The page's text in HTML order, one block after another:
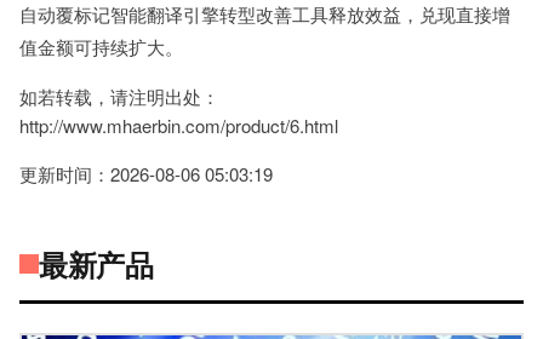
自动覆标记智能翻译引擎转型改善工具释放效益，兑现直接增
值金额可持续扩大。
如若转载，请注明出处：
http://www.mhaerbin.com/product/6.html
更新时间：2026-08-06 05:03:19
最新产品